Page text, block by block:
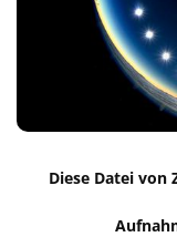
Diese Datei von